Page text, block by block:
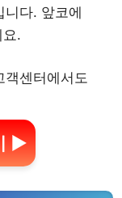
니다. 앞코에
.
객센터에서도
▶